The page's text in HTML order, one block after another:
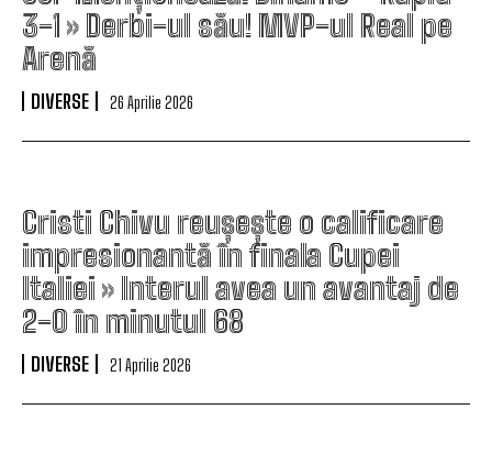
3-1 » Derbi-ul său! MVP-ul Real pe
Arenă
DIVERSE 26 Aprilie 2026
Cristi Chivu reușește o calificare
impresionantă în finala Cupei
Italiei » Interul avea un avantaj de
2-0 în minutul 68
DIVERSE 21 Aprilie 2026